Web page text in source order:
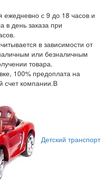
ежедневно с 9 до 18 часов и
в день заказа при
в зависимости от
или безналичным
товара.
100% предоплата на
счет компании.В
Детский транспорт